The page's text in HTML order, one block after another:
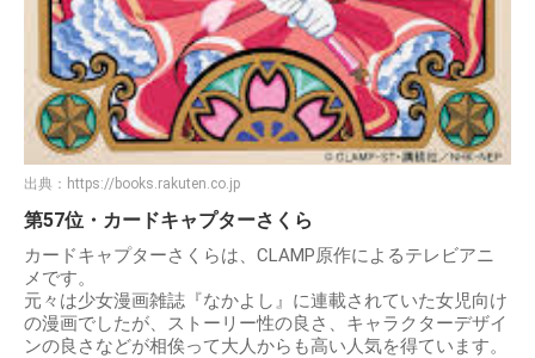
出典： https://books.rakuten.co.jp
第57位・カードキャプターさくら
カードキャプターさくらは、CLAMP原作によるテレビアニ
メです。
元々は少女漫画雑誌『なかよし』に連載されていた女児向け
の漫画でしたが、ストーリー性の良さ、キャラクターデザイ
ンの良さなどが相俟って大人からも高い人気を得ています。